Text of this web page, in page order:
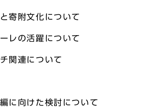
寄附文化について
レの活躍について
関連について
に向けた検討について